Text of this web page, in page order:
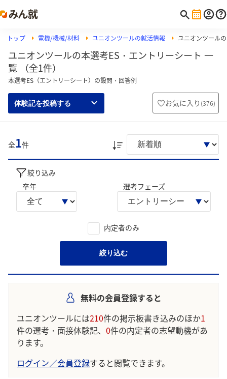
トップ 電機/機械/材料 ユニオンツールの就活情報 ユニオンツール
ユニオンツールの本選考ES・エントリーシート 一
覧 （全1件）
本選考ES（エントリーシート）の設問・回答例
体験記を投稿する お気に入り (376)
全1件
絞り込み
卒年
選考フェーズ
内定者のみ
絞り込む
無料の会員登録すると
ユニオンツールには210件の掲示板書き込みのほか1
件の選考・面接体験記、 0件の内定者の志望動機があ
ります。
ログイン／会員登録すると閲覧できます。